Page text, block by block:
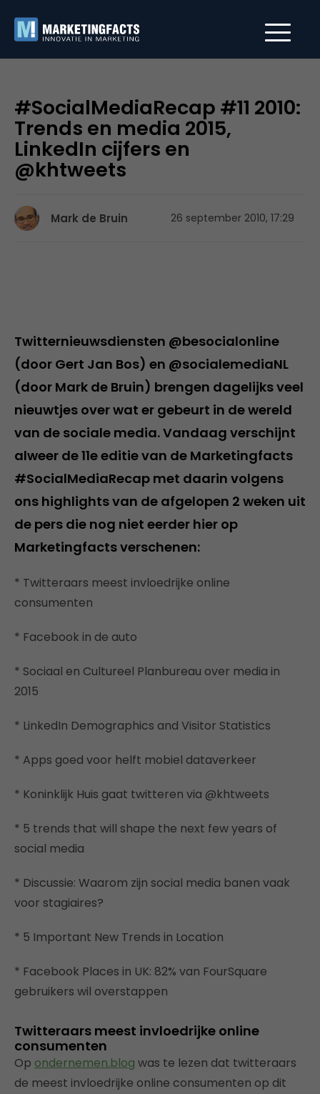
#SocialMediaRecap #11 2010:
Trends en media 2015,
LinkedIn cijfers en
@khtweets
Mark de Bruin 26 september 2010, 17:29
Twitternieuwsdiensten @besocialonline
(door Gert Jan Bos) en @socialemediaNL
(door Mark de Bruin) brengen dagelijks veel
nieuwtjes over wat er gebeurt in de wereld
van de sociale media. Vandaag verschijnt
alweer de 11e editie van de Marketingfacts
#SocialMediaRecap met daarin volgens
ons highlights van de afgelopen 2 weken uit
de pers die nog niet eerder hier op
Marketingfacts verschenen:
* Twitteraars meest invloedrijke online
consumenten
* Facebook in de auto
* Sociaal en Cultureel Planbureau over media in
2015
* LinkedIn Demographics and Visitor Statistics
* Apps goed voor helft mobiel dataverkeer
* Koninklijk Huis gaat twitteren via @khtweets
* 5 trends that will shape the next few years of
social media
* Discussie: Waarom zijn social media banen vaak
voor stagiaires?
* 5 Important New Trends in Location
* Facebook Places in UK: 82% van FourSquare
gebruikers wil overstappen
Twitteraars meest invloedrijke online
consumenten
Op ondernemen.blog was te lezen dat twitteraars
de meest invloedrijke online consumenten op dit